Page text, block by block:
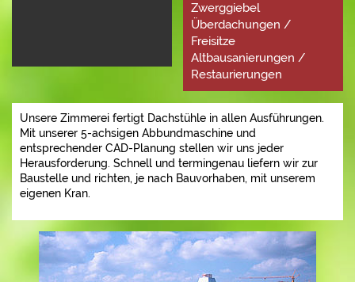
Zwerggiebel
Überdachungen /
Freisitze
Altbausanierungen /
Restaurierungen
Unsere Zimmerei fertigt Dachstühle in allen Ausführungen.
Mit unserer 5-achsigen Abbundmaschine und
entsprechender CAD-Planung stellen wir uns jeder
Herausforderung. Schnell und termingenau liefern wir zur
Baustelle und richten, je nach Bauvorhaben, mit unserem
eigenen Kran.